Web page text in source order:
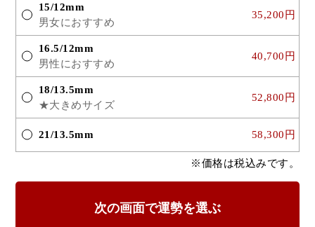
15/12mm
男女におすすめ
35,200円
16.5/12mm
男性におすすめ
40,700円
18/13.5mm
★大きめサイズ
52,800円
21/13.5mm 58,300円
※価格は税込みです。